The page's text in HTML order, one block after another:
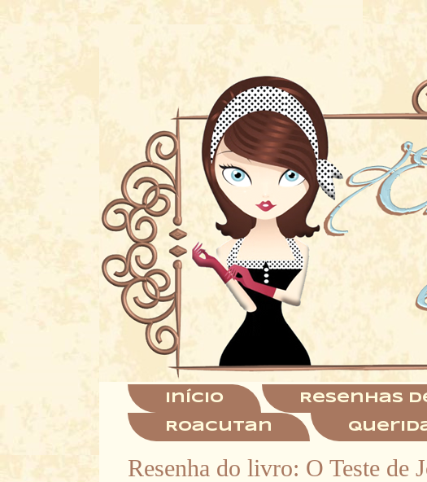
Início Resenhas
Roacutan
Resenha do livro: O Teste de